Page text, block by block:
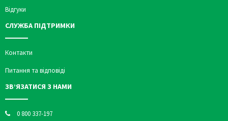
Відгуки
СЛУЖБА ПІДТРИМКИ
Контакти
Питання та відповіді
ЗВ’ЯЗАТИСЯ З НАМИ
0 800 337-197